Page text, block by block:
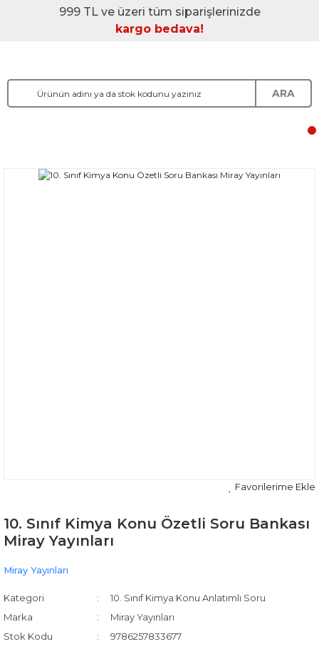
999 TL ve üzeri tüm siparişlerinizde
kargo bedava!
ARA
10. Sınıf Kimya Konu Özetli Soru Bankası
Miray Yayınları
Miray Yayınları
Kategori
10. Sınıf Kimya Konu Anlatımlı Soru
Marka
Miray Yayınları
Stok Kodu
9786257833677